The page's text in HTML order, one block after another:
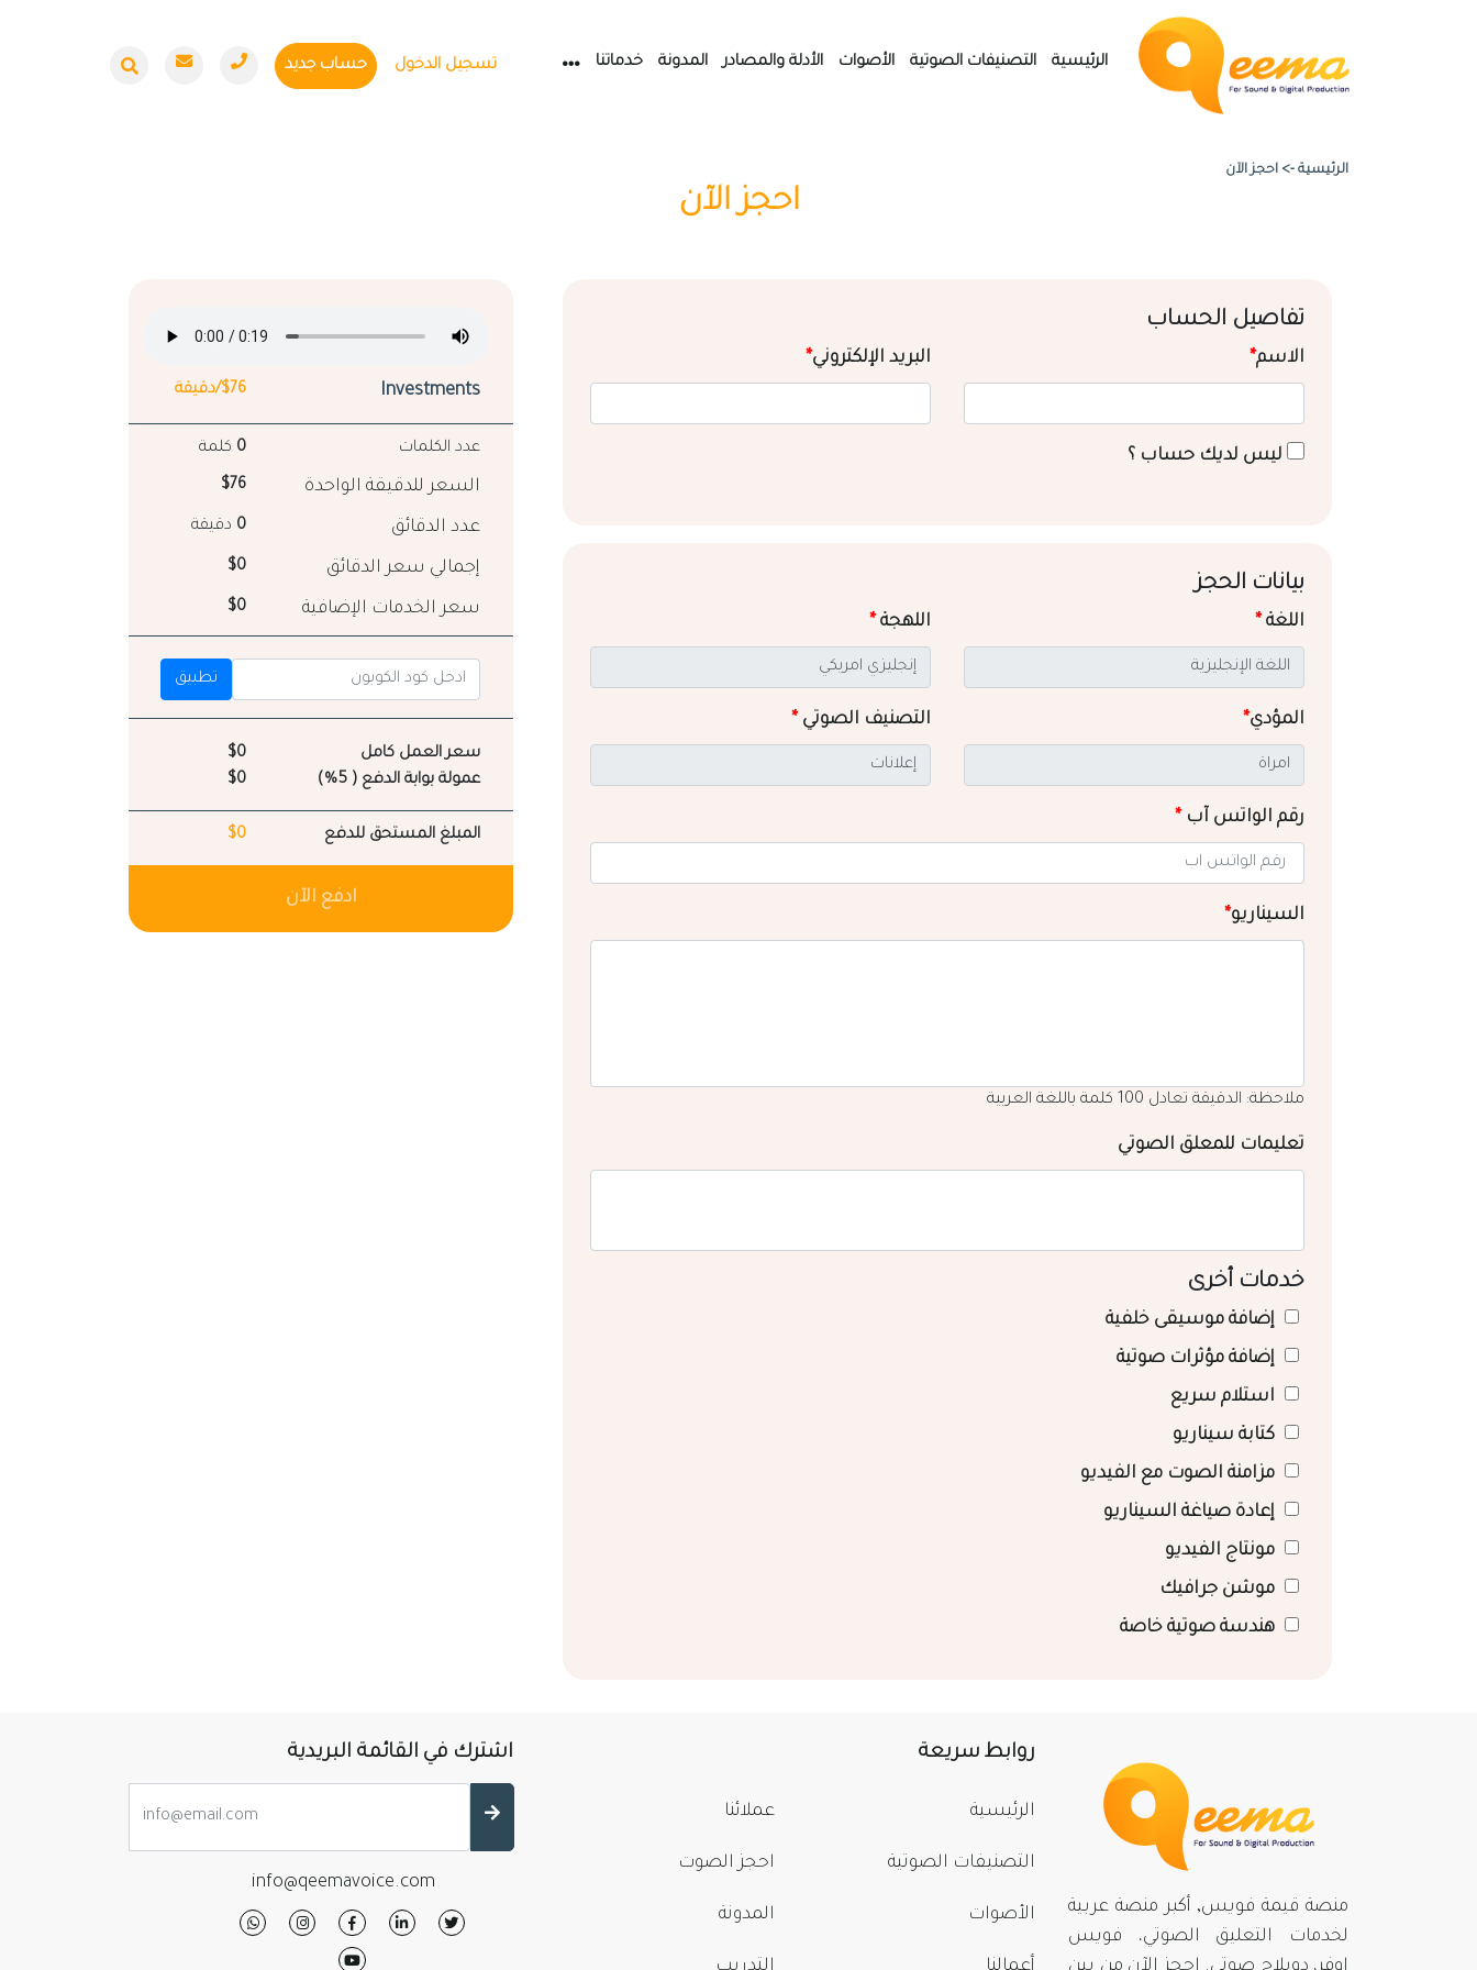
الرئيسية التصنيفات الصوتية الأصوات الأدلة والمصادر المدونة خدماتنا تسجيل الدخول حساب جديد
الرئيسية -> احجز الآن
احجز الآن
تفاصيل الحساب
الاسم* البريد الإلكتروني*
ليس لديك حساب ؟
بيانات الحجز
اللغة* اللهجة*
المؤدي* التصنيف الصوتي*
رقم الواتس آب*
السيناريو*
ملاحظة: الدقيقة تعادل 100 كلمة باللغة العربية
تعليمات للمعلق الصوتي
خدمات أخرى
إضافة موسيقى خلفية
إضافة مؤثرات صوتية
استلام سريع
كتابة سيناريو
مزامنة الصوت مع الفيديو
إعادة صياغة السيناريو
مونتاج الفيديو
موشن جرافيك
هندسة صوتية خاصة
Investments $76/دقيقة
عدد الكلمات 0 كلمة
السعر للدقيقة الواحدة $76
عدد الدقائق 0 دقيقة
إجمالي سعر الدقائق $0
سعر الخدمات الإضافية $0
تطبيق
سعر العمل كامل
$0
عمولة بوابة الدفع ( 5%)
$0
المبلغ المستحق للدفع $0
ادفع الآن
منصة قيمة فويس, أكبر منصة عربية
لخدمات التعليق الصوتي، فويس
روابط سريعة
الرئيسية
التصنيفات الصوتية
الأصوات
عملائنا
احجز الصوت
المدونة
اشترك في القائمة البريدية
info@qeemavoice.com